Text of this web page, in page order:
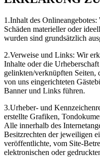
1.Inhalt des
Schäden materieller oder
wurden sind grundsätzlich
2.Verweise und Links: Wir
Inhalte oder die
gelinkten/verknüpften Seiten,
von uns eingerichteten
Banner und Links führen.
3.Urheber- und
erstellte Grafiken,
Alle innerhalb des
Besitzrechten der jeweiligen
veröffentlichte, vom Site-
elektronischen oder